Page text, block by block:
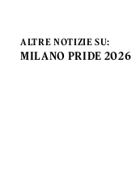
ALTRE NOTIZIE SU:
MILANO PRIDE 2026